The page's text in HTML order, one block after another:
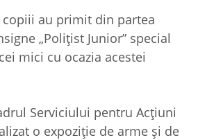
copiii au primit din partea
„Polițist Junior” special
mici cu ocazia acestei
Serviciului pentru Acțiuni
o expoziție de arme și de